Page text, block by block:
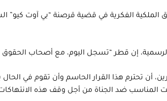
الملكية الفكرية في قضية قرصنة “بي آوت
إن قطر “تسجل اليوم، مع أصحاب الحقوق
تحترم هذا القرار الحاسم وأن تقوم في
المناسب ضد الجناة من أجل وقف هذه